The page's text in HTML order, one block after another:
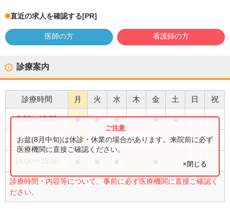
直近の求人を確認する[PR]
医師の方 看護師の方
診療案内
診療時間 月 火 水 木 金 土 日 祝
9:00〜12:30 ● ● ● ● ●
14:00〜16:00 ●
診療時間・内容等について、事前に必ず医療機関に直接ご確認く
ださい。
お盆(8月中旬)は休診・休業の場合があります。来院前に必ず
医療機関に直接ご確認ください。
×閉じる